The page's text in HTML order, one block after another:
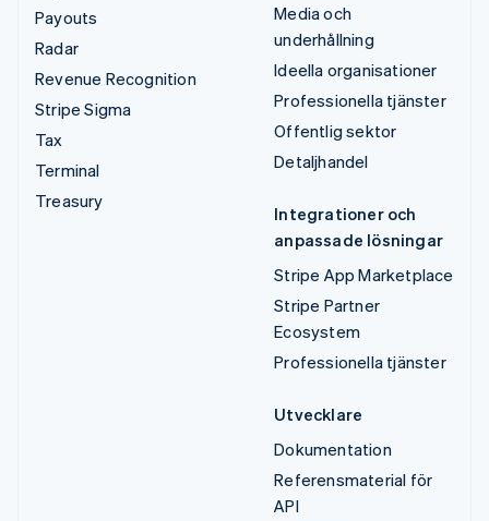
Payouts
Radar
Revenue Recognition
Stripe Sigma
Tax
Terminal
Treasury
Media och
underhållning
Ideella organisationer
Professionella tjänster
Offentlig sektor
Detaljhandel
Integrationer och
anpassade lösningar
Stripe App Marketplace
Stripe Partner
Ecosystem
Professionella tjänster
Utvecklare
Dokumentation
Referensmaterial för
API